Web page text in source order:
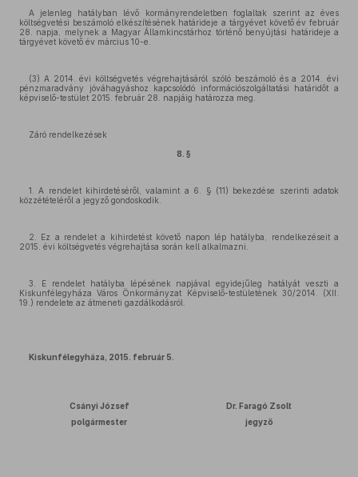
A jelenleg hatályban lévő kormányrendeletben foglaltak szerint az éves
költségvetési beszámoló elkészítésének határideje a tárgyévet követő év február
28. napja, melynek a Magyar Államkincstárhoz történő benyújtási határideje a
tárgyévet követő év március 10-e.
(3) A 2014. évi költségvetés végrehajtásáról szóló beszámoló és a 2014. évi
pénzmaradvány jóváhagyáshoz kapcsolódó információszolgáltatási határidőt a
képviselő-testület 2015. február 28. napjáig határozza meg.
Záró rendelkezések
8. §
1. A rendelet kihirdetéséről, valamint a 6. § (11) bekezdése szerinti adatok
közzétételéről a jegyző gondoskodik.
2. Ez a rendelet a kihirdetést követő napon lép hatályba, rendelkezéseit a
2015. évi költségvetés végrehajtása során kell alkalmazni.
3. E rendelet hatályba lépésének napjával egyidejűleg hatályát veszti a
Kiskunfélegyháza Város Önkormányzat Képviselő-testületének 30/2014. (XII.
19.) rendelete az átmeneti gazdálkodásról.
Kiskunfélegyháza, 2015. február 5.
Csányi József
Dr. Faragó Zsolt
polgármester
jegyző